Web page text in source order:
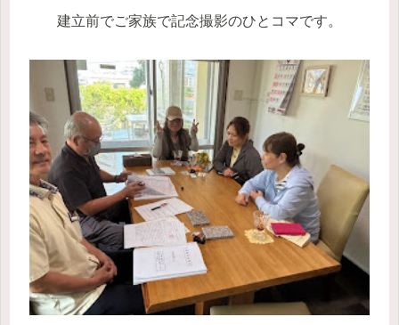
建立前でご家族で記念撮影のひとコマです。